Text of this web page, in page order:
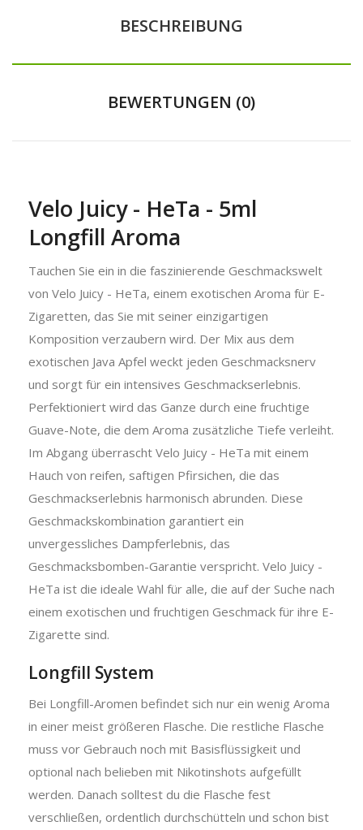
BESCHREIBUNG
BEWERTUNGEN (0)
Velo Juicy - HeTa - 5ml
Longfill Aroma
Tauchen Sie ein in die faszinierende Geschmackswelt
von Velo Juicy - HeTa, einem exotischen Aroma für E-
Zigaretten, das Sie mit seiner einzigartigen
Komposition verzaubern wird. Der Mix aus dem
exotischen Java Apfel weckt jeden Geschmacksnerv
und sorgt für ein intensives Geschmackserlebnis.
Perfektioniert wird das Ganze durch eine fruchtige
Guave-Note, die dem Aroma zusätzliche Tiefe verleiht.
Im Abgang überrascht Velo Juicy - HeTa mit einem
Hauch von reifen, saftigen Pfirsichen, die das
Geschmackserlebnis harmonisch abrunden. Diese
Geschmackskombination garantiert ein
unvergessliches Dampferlebnis, das
Geschmacksbomben-Garantie verspricht. Velo Juicy -
HeTa ist die ideale Wahl für alle, die auf der Suche nach
einem exotischen und fruchtigen Geschmack für ihre E-
Zigarette sind.
Longfill System
Bei Longfill-Aromen befindet sich nur ein wenig Aroma
in einer meist größeren Flasche. Die restliche Flasche
muss vor Gebrauch noch mit Basisflüssigkeit und
optional nach belieben mit Nikotinshots aufgefüllt
werden. Danach solltest du die Flasche fest
verschließen, ordentlich durchschütteln und schon bist